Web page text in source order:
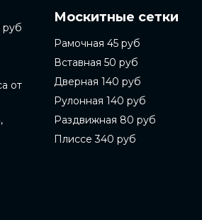
от
Москитные сетки
Рамочная 45 руб
Вставная 50 руб
Дверная 140 руб
Рулонная 140 руб
Раздвижная 80 руб
Плиссе 340 руб